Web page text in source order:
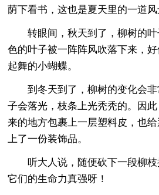
荫下看书，这也是夏天里的一道风
转眼间，秋天到了，柳树的叶
色的叶子被一阵阵风吹落下来，
起舞的小蝴蝶。
到冬天到了，柳树的变化会非
子会落光，枝条上光秃秃的。因
来的地方包裹上一层塑料皮，也
上了一份装饰品。
听大人说，随便砍下一段柳枝
它们的生命力真强呀！